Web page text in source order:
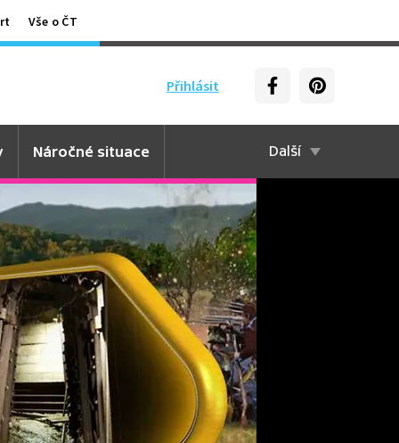
Vše o ČT
Přihlásit
Náročné situace Další